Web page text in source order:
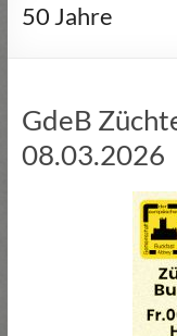
50 Jahre
GdeB
08.03.2026